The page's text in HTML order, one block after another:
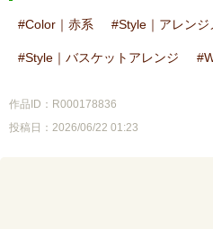
Color｜赤系 Style｜アレンジ
Style｜バスケットアレンジ
作品ID：R000178836
投稿日：2026/06/22 01:23